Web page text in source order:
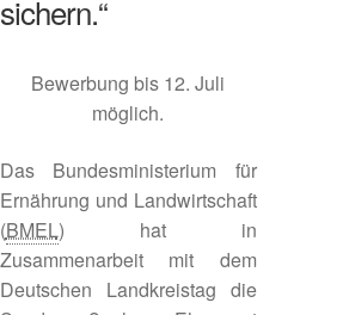
Praxis
sichern.“
Bewerbung bis 12. Juli
möglich.
Das Bundesministerium für
Ernährung und Landwirtschaft
(BMEL) hat in
Zusammenarbeit mit dem
Deutschen Landkreistag die